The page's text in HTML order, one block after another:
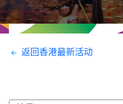
返回香港最新活动